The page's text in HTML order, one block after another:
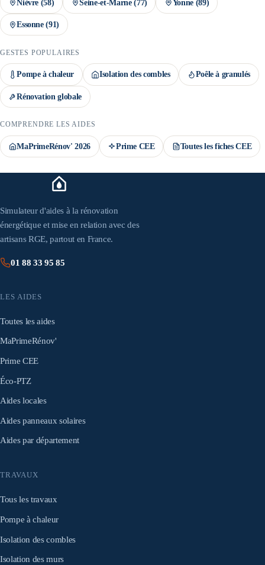
Nièvre (58) Seine-et-Marne(77) Yonne(89)
Essonne(91)
GESTES POPULAIRES
Pompe à chaleur Isolation des combles Poêle à granulés
Rénovation globale
COMPRENDRE LES AIDES
MaPrimeRénov' 2026 Prime CEE Toutes les fiches CEE
Simulateur d'aides à la rénovation
énergétique et mise en relation avec des
artisans RGE, partout en France.
01 88 33 95 85
LES AIDES
Toutes les aides
MaPrimeRénov'
Prime CEE
Éco-PTZ
Aides locales
Aides panneaux solaires
Aides par département
TRAVAUX
Tous les travaux
Pompe à chaleur
Isolation des combles
Isolation des murs